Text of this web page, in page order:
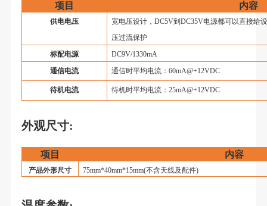
项目 内容
供电电压
宽电压设计，DC5V到DC35V电源都可以直接给
压过流保护
标配电源
DC9V/1330mA
通信电流
通信时平均电流：60mA@+12VDC
待机电流 待机时平均电流：25mA@+12VDC
外观尺寸:
项目 内容
产品外形尺寸 75mm*40mm*15mm(不含天线及配件)